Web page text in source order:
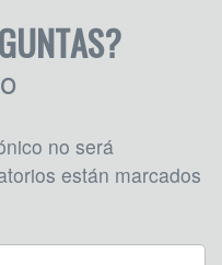
no será
están marcados